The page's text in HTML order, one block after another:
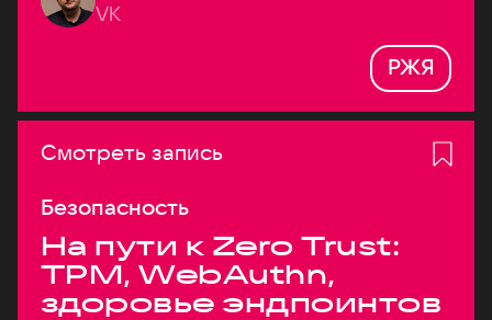
VK
РЖЯ
Смотреть запись
Безопасность
На пути к Zero Trust:
TPM, WebAuthn,
здоровье эндпоинтов